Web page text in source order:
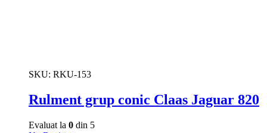
SKU: RKU-153
Rulment grup conic Claas Jaguar 820
Evaluat la 0 din 5